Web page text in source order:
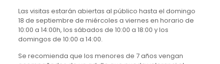
Las visitas estarán abiertas al público hasta el domingo
18 de septiembre de miércoles a viernes en horario de
10:00 a 14:00h, los sábados de 10:00 a 18:00 y los
domingos de 10:00 a 14:00.
Se recomienda que los menores de 7 años vengan